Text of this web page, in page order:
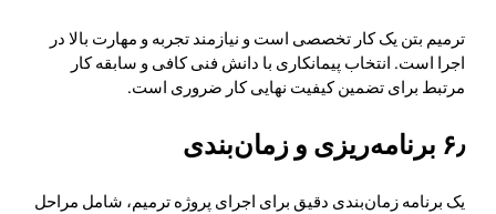
ترمیم بتن یک کار تخصصی است و نیازمند تجربه و مهارت بالا در
اجرا است. انتخاب پیمانکاری با دانش فنی کافی و سابقه کار
مرتبط برای تضمین کیفیت نهایی کار ضروری است.
۶٫ برنامه‌ریزی و زمان‌بندی
یک برنامه زمان‌بندی دقیق برای اجرای پروژه ترمیم، شامل مراحل